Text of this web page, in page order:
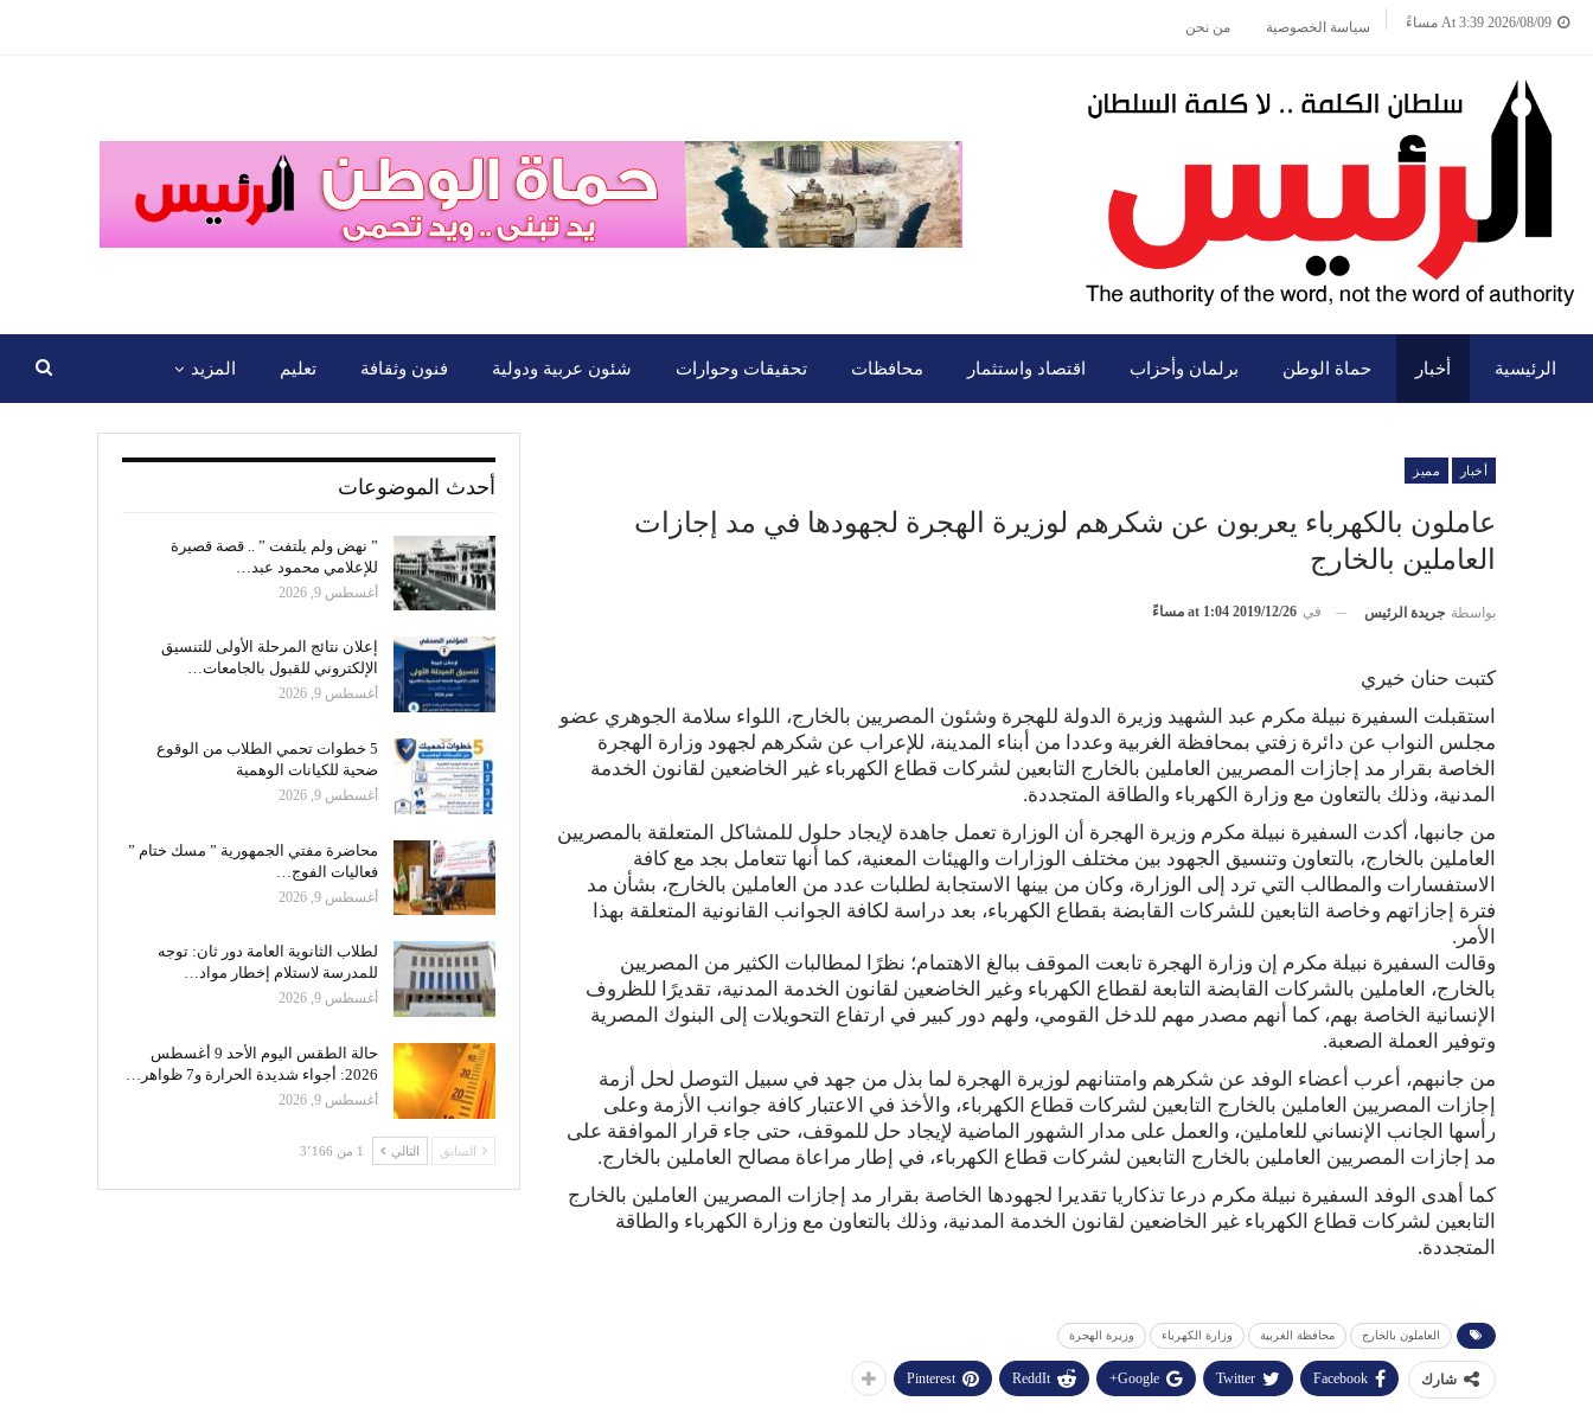
2026/08/09 At 3:39 مساءً سياسة الخصوصية من نحن
الرئيسية أخبار حماة الوطن برلمان وأحزاب اقتصاد واستثمار محافظات تحقيقات وحوارات شئون عربية ودولية فنون وثقافة تعليم المزيد
أخبار مميز
عاملون بالكهرباء يعربون عن شكرهم لوزيرة الهجرة لجهودها في مد إجازات
العاملين بالخارج
بواسطة جريدة الرئيس في 2019/12/26 at 1:04 مساءً
كتبت حنان خيري
استقبلت السفيرة نبيلة مكرم عبد الشهيد وزيرة الدولة للهجرة وشئون المصريين بالخارج، اللواء سلامة الجوهري عضو
مجلس النواب عن دائرة زفتي بمحافظة الغربية وعددا من أبناء المدينة، للإعراب عن شكرهم لجهود وزارة الهجرة
الخاصة بقرار مد إجازات المصريين العاملين بالخارج التابعين لشركات قطاع الكهرباء غير الخاضعين لقانون الخدمة
المدنية، وذلك بالتعاون مع وزارة الكهرباء والطاقة المتجددة.
من جانبها، أكدت السفيرة نبيلة مكرم وزيرة الهجرة أن الوزارة تعمل جاهدة لإيجاد حلول للمشاكل المتعلقة بالمصريين
العاملين بالخارج، بالتعاون وتنسيق الجهود بين مختلف الوزارات والهيئات المعنية، كما أنها تتعامل بجد مع كافة
الاستفسارات والمطالب التي ترد إلى الوزارة، وكان من بينها الاستجابة لطلبات عدد من العاملين بالخارج، بشأن مد
فترة إجازاتهم وخاصة التابعين للشركات القابضة بقطاع الكهرباء، بعد دراسة لكافة الجوانب القانونية المتعلقة بهذا
الأمر.
‎وقالت السفيرة نبيلة مكرم إن وزارة الهجرة تابعت الموقف ببالغ الاهتمام؛ نظرًا لمطالبات الكثير من المصريين
بالخارج، العاملين بالشركات القابضة التابعة لقطاع الكهرباء وغير الخاضعين لقانون الخدمة المدنية، تقديرًا للظروف
الإنسانية الخاصة بهم، كما أنهم مصدر مهم للدخل القومي، ولهم دور كبير في ارتفاع التحويلات إلى البنوك المصرية
وتوفير العملة الصعبة.
من جانبهم، أعرب أعضاء الوفد عن شكرهم وامتنانهم لوزيرة الهجرة لما بذل من جهد في سبيل التوصل لحل أزمة
إجازات المصريين العاملين بالخارج التابعين لشركات قطاع الكهرباء، والأخذ في الاعتبار كافة جوانب الأزمة وعلى
رأسها الجانب الإنساني للعاملين، والعمل على مدار الشهور الماضية لإيجاد حل للموقف، حتى جاء قرار الموافقة على
مد إجازات المصريين العاملين بالخارج التابعين لشركات قطاع الكهرباء، في إطار مراعاة مصالح العاملين بالخارج.
كما أهدى الوفد السفيرة نبيلة مكرم درعا تذكاريا تقديرا لجهودها الخاصة بقرار مد إجازات المصريين العاملين بالخارج
التابعين لشركات قطاع الكهرباء غير الخاضعين لقانون الخدمة المدنية، وذلك بالتعاون مع وزارة الكهرباء والطاقة
المتجددة.
العاملون بالخارج محافظة الغربية وزارة الكهرباء وزيرة الهجرة
شارك Facebook
Twitter
Google+
ReddIt
Pinterest
أحدث الموضوعات
” نهض ولم يلتفت ” .. قصة قصيرة
للإعلامي محمود عبد…
أغسطس 9, 2026
إعلان نتائج المرحلة الأولى للتنسيق
الإلكتروني للقبول بالجامعات…
أغسطس 9, 2026
5 خطوات تحمي الطلاب من الوقوع
ضحية للكيانات الوهمية
أغسطس 9, 2026
محاضرة مفتي الجمهورية ” مسك ختام ”
فعاليات الفوج…
أغسطس 9, 2026
لطلاب الثانوية العامة دور ثان: توجه
للمدرسة لاستلام إخطار مواد…
أغسطس 9, 2026
حالة الطقس اليوم الأحد 9 أغسطس
2026: أجواء شديدة الحرارة و7 ظواهر…
أغسطس 9, 2026
السابق التالي 1 من 3٬166